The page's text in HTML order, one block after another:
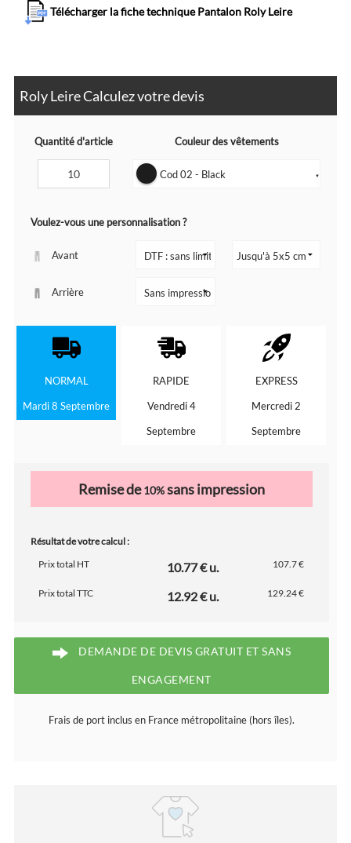
Télécharger la fiche technique Pantalon Roly Leire
Roly Leire Calculez votre devis
Quantité d'article Couleur des vêtements
Cod 02 - Black ▼
Voulez-vous une personnalisation ?
Avant
Arrière
NORMAL
Mardi 8 Septembre
RAPIDE
Vendredi 4
Septembre
EXPRESS
Mercredi 2
Septembre
Remise de10%sans impression
Résultat de votre calcul :
Prix total HT
10.77 € u. 107.7 €
Prix total TTC 12.92 € u. 129.24 €
DEMANDE DE DEVIS GRATUIT ET SANS
ENGAGEMENT
Frais de port inclus en France métropolitaine (hors îles).